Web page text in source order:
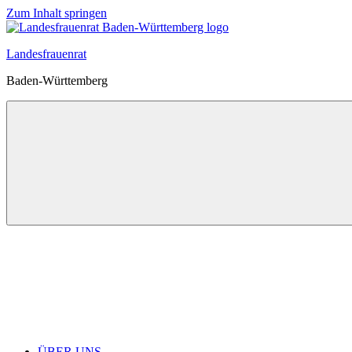
Zum Inhalt springen
Landesfrauenrat
Baden-Württemberg